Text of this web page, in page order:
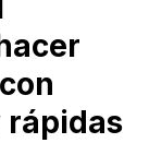
rápidas